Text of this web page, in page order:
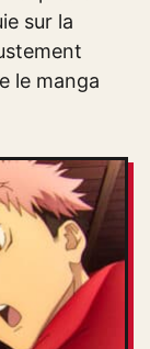
sur la
le manga